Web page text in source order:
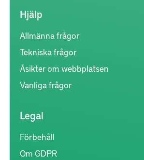
Hjälp
Allmänna frågor
Tekniska frågor
Åsikter om webbplatsen
Vanliga frågor
Legal
Förbehåll
Om GDPR